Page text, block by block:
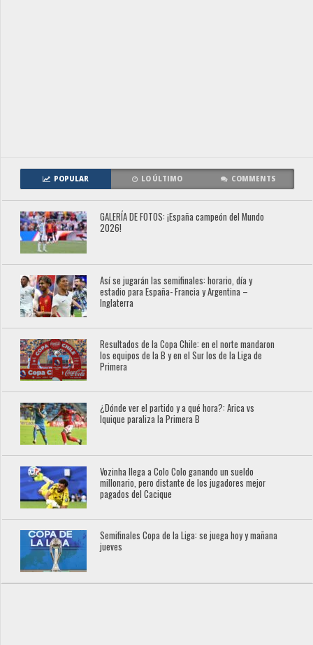
POPULAR LO ÚLTIMO COMMENTS
GALERÍA DE FOTOS: ¡España campeón del Mundo
2026!
Así se jugarán las semifinales: horario, día y
estadio para España- Francia y Argentina –
Inglaterra
Resultados de la Copa Chile: en el norte mandaron
los equipos de la B y en el Sur los de la Liga de
Primera
¿Dónde ver el partido y a qué hora?: Arica vs
Iquique paraliza la Primera B
Vozinha llega a Colo Colo ganando un sueldo
millonario, pero distante de los jugadores mejor
pagados del Cacique
Semifinales Copa de la Liga: se juega hoy y mañana
jueves